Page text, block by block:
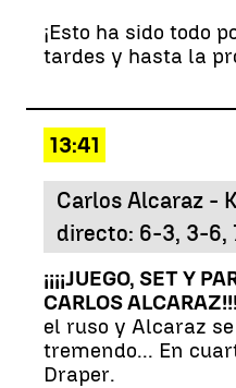
¡Esto ha sido todo
tardes y hasta la
13:41
Carlos Alcaraz -
directo: 6-3, 3-6,
¡¡¡¡JUEGO, SET Y
CARLOS ALCARAZ!!!
el ruso y Alcaraz
tremendo... En
Draper.